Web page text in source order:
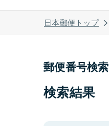
日本郵便トップ
郵便番号検索
検索結果